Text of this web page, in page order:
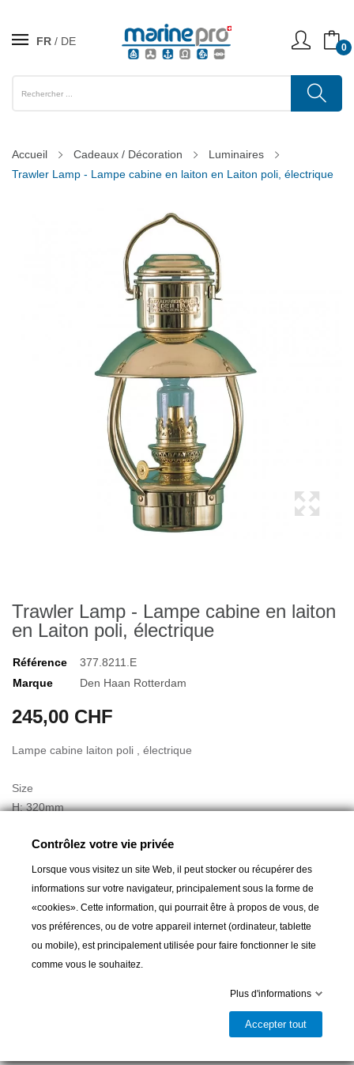
FR DE 0
Accueil Cadeaux / Décoration
Luminaires
Trawler Lamp - Lampe cabine en laiton en Laiton poli, électrique
Trawler Lamp - Lampe cabine en laiton
en Laiton poli, électrique
Référence
377.8211.E
Marque
Den Haan Rotterdam
245,00 CHF
Lampe cabine laiton poli , électrique
Size
H: 320mm
Application
: Indoor
Ajouter au panier
Contrôlez votre vie privée
Lorsque vous visitez un site Web, il peut stocker ou récupérer des
informations sur votre navigateur, principalement sous la forme de
«cookies». Cette information, qui pourrait être à propos de vous, de
vos préférences, ou de votre appareil internet (ordinateur, tablette
ou mobile), est principalement utilisée pour faire fonctionner le site
comme vous le souhaitez.
Plus d'informations
Accepter tout